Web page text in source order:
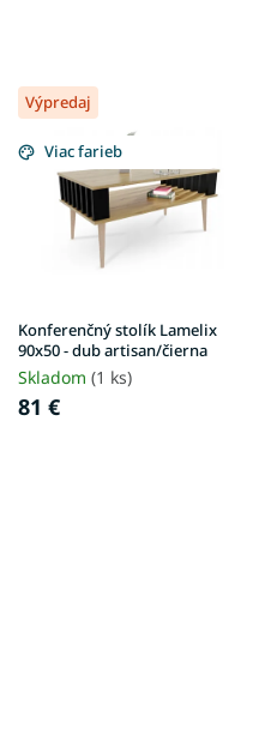
Výpredaj
Viac farieb
Konferenčný stolík Lamelix
90x50 - dub artisan/čierna
Skladom (1 ks)
81 €